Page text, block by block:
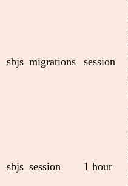
sbjs_migrations session
sbjs_session 1 hour